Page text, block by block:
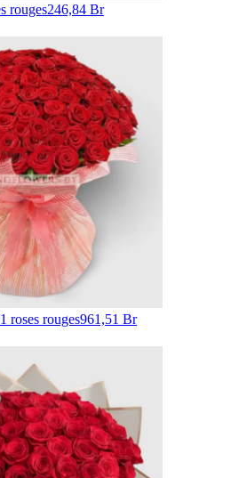
rouges246,84 Br
roses rouges961,51 Br